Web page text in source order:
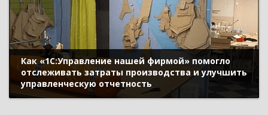
Как «1С:Управление нашей фирмой» помогло
отслеживать затраты производства и улучшить
управленческую отчетность